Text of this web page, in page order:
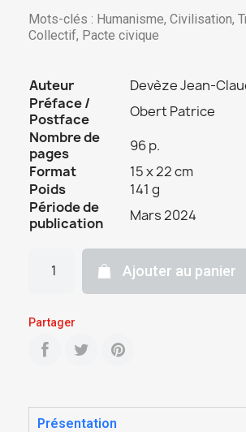
Mots-clés : Humanisme, Civilisation,
Collectif, Pacte civique
Auteur
Devèze Jean-
Préface /
Postface
Obert Patrice
Nombre de
pages
96 p.
Format
15 x 22 cm
Poids
141 g
Période de
publication
Mars 2024
Ajouter au panier
Partager
Présentation